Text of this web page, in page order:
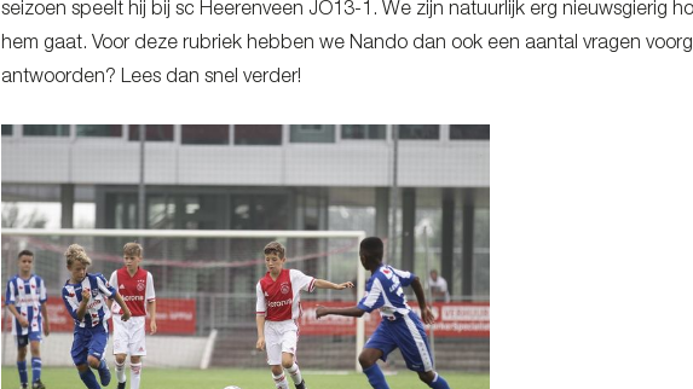
seizoen speelt hij bij sc Heerenveen JO13-1. We zijn natuurlijk erg nieuwsgierig
hem gaat. Voor deze rubriek hebben we Nando dan ook een aantal vragen
antwoorden? Lees dan snel verder!